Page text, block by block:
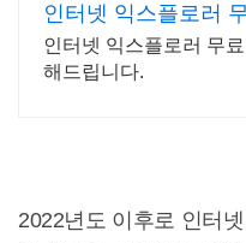
인터넷 익스플로러
인터넷 익스플로러 무
해드립니다.
2022년도 이후로 인터